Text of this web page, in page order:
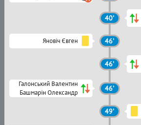
40'
Яновіч Євген 46'
46'
Галонський Валентин
Башмарін Олександр
46'
49'